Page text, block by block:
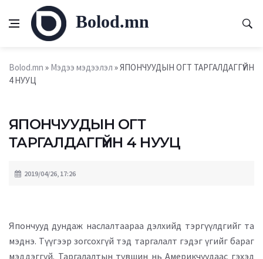
Bolod.mn
Bolod.mn » Мэдээ мэдээлэл » ЯПОНЧУУДЫН ОГТ ТАРГАЛДАГГҮЙН
4 НУУЦ
ЯПОНЧУУДЫН ОГТ
ТАРГАЛДАГГҮЙН 4 НУУЦ
2019/04/26, 17:26
Япончууд дундаж наслалтаараа дэлхийд тэргүүлдгийг та
мэднэ. Түүгээр зогсохгүй тэд таргалалт гэдэг үгийг бараг
мэддэггүй. Таргалалтын түвшин нь Америкчуудаас гэхэд